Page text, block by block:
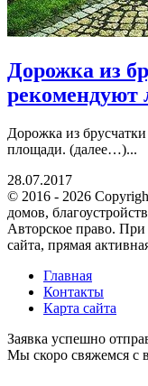
Дорожка из
Дорожка из
площади. (далее…)...
28.07.2017
© 2016 - 2026
домов,
Авторское право.
сайта, прямая
Главная
Контакты
Карта сайта
Заявка успешно
Мы скоро свяжемся с